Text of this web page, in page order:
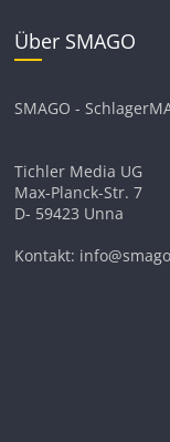
Über SMAGO
SMAGO -
Tichler Media UG
Max-Planck-Str. 7
D- 59423 Unna
Kontakt: